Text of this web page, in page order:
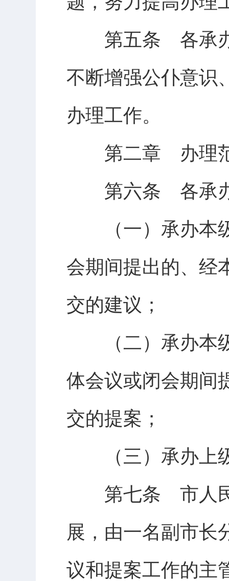
第五条 各承办
不断增强公仆意识
办理工作。
第二章 办理范
第六条 各承办
（一）承办本级
会期间提出的、经
交的建议；
（二）承办本级
体会议或闭会期间
交的提案；
（三）承办上级
第七条 市人民
展，由一名副市长
议和提案工作的主